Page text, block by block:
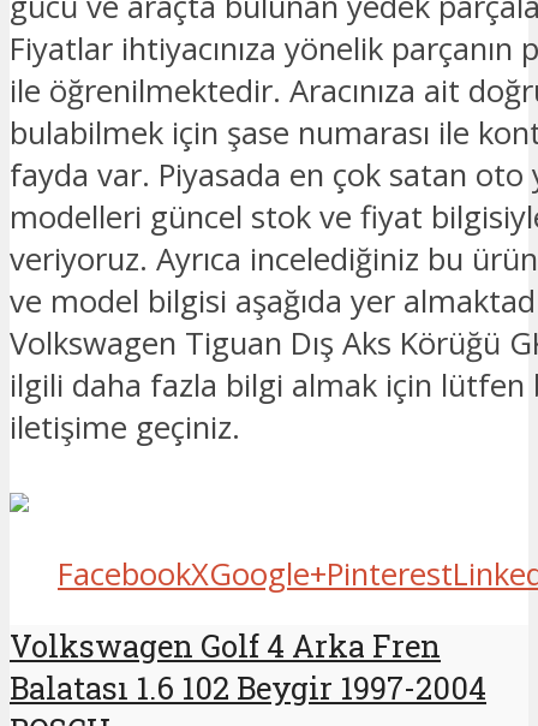
Fiyatlar ihtiyacınıza yönelik parçanın
ile öğrenilmektedir. Aracınıza ait
bulabilmek için şase numarası ile
fayda var. Piyasada en çok satan oto
modelleri güncel stok ve fiyat
veriyoruz. Ayrıca incelediğiniz bu
ve model bilgisi aşağıda yer
Volkswagen Tiguan Dış Aks Körüğü
ilgili daha fazla bilgi almak için lütfen
iletişime geçiniz.
FacebookXGoogle+Pinterest
Volkswagen Golf 4 Arka Fren
Balatası 1.6 102 Beygir 1997-2004